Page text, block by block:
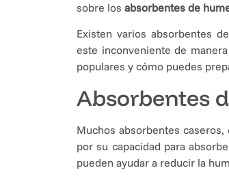
sobre los absorbentes de
Existen varios absorbentes
este inconveniente de
populares y cómo puedes
Absorbentes
Muchos absorbentes
por su capacidad para
pueden ayudar a reducir la